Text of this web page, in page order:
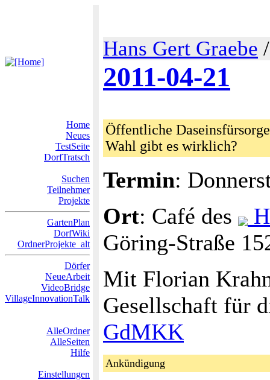
Hans Gert Graebe
2011-04-21
Home
Neues
TestSeite
DorfTratsch
Suchen
Teilnehmer
Projekte
GartenPlan
DorfWiki
OrdnerProjekte_alt
Dörfer
NeueArbeit
VideoBridge
VillageInnovationTalk
AlleOrdner
AlleSeiten
Hilfe
Einstellungen
Öffentliche
Wahl gibt es wirklich?
Termin:
Ort: Café des
Göring-Straße
Mit Florian
Gesellschaft für
GdMKK
Ankündigung